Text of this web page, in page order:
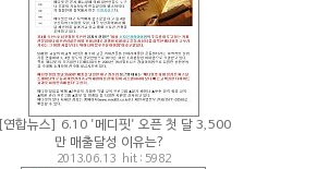
[연합뉴스] 6.10 '메디핏' 오픈 첫 달 3,500
만 매출달성 이유는?
2013.06.13 hit : 5982